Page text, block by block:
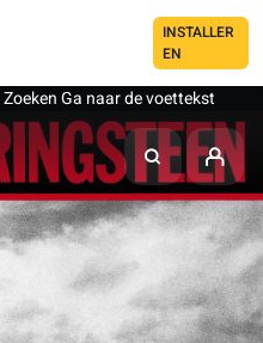
INSTALLER
EN
ZoekenGa naar de voettekst